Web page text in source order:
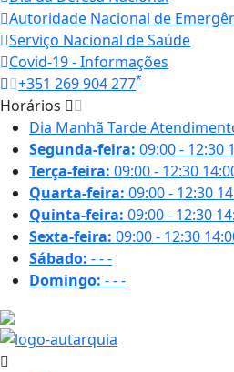
Autoridade Nacional de
Serviço Nacional de Saúde
Covid-19 - Informações
+351 269 904 277*
Horários
Dia Manhã Tarde
Segunda-feira: 09:00 - 12:30
Terça-feira: 09:00 - 12:30
Quarta-feira: 09:00 - 12:30
Quinta-feira: 09:00 - 12:30
Sexta-feira: 09:00 - 12:30
Sábado: ---
Domingo: ---